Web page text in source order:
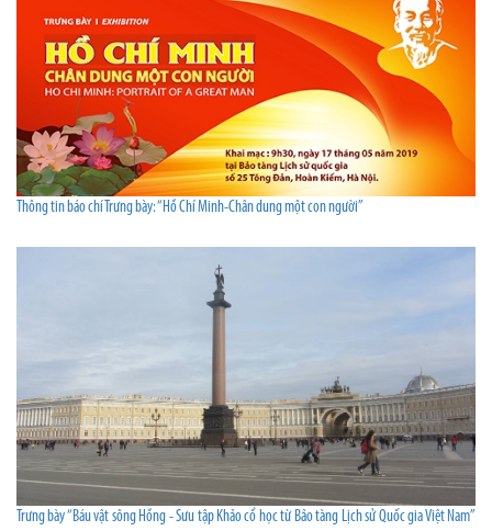
Thông tin báo chí Trưng bày: “Hồ Chí Minh-Chân dung một con người”
Trưng bày “Báu vật sông Hồng - Sưu tập Khảo cổ học từ Bảo tàng Lịch sử Quốc gia Việt Nam”